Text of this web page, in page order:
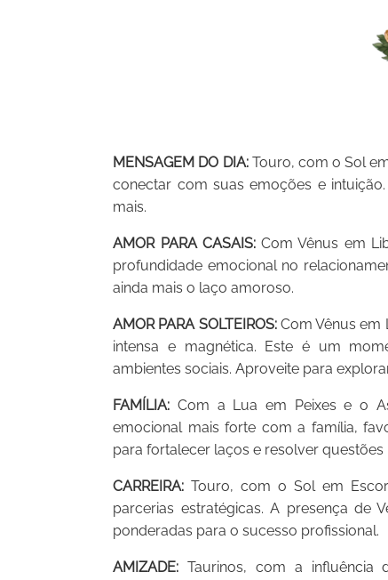
MENSAGEM DO DIA:Touro, com o Sol
conectar com suas emoções e
mais.
AMOR PARA CASAIS:Com Vênus em
profundidade emocional no
ainda mais o laço amoroso.
AMOR PARA SOLTEIROS:Com Vênus em
intensa e magnética. Este é um
ambientes sociais. Aproveite para
FAMÍLIA: Com a Lua em Peixes e o
emocional mais forte com a família,
para fortalecer laços e resolver questões
CARREIRA: Touro, com o Sol em
parcerias estratégicas. A presença de
ponderadas para o sucesso profissional.
AMIZADE: Taurinos, com a influência